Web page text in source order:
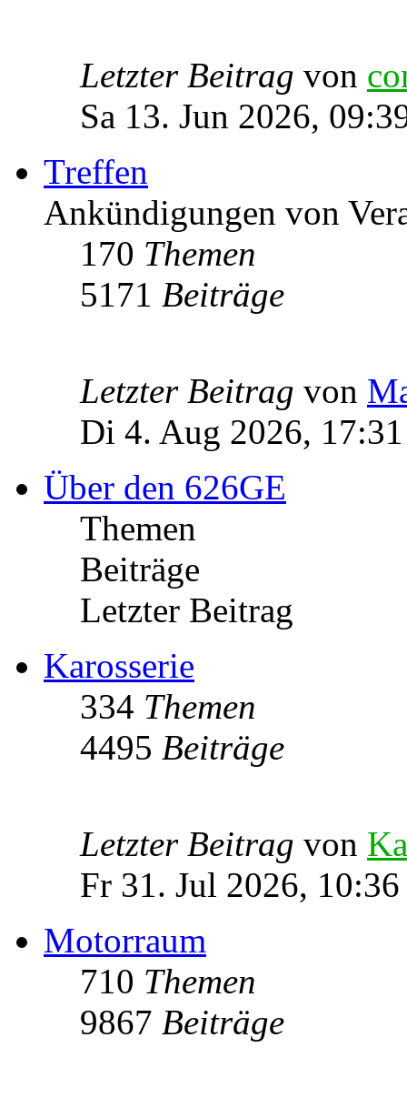
Letzter Beitrag von
Sa 13. Jun 2026,
Treffen
Ankündigungen von
170 Themen
5171 Beiträge
Letzter Beitrag von
Di 4. Aug 2026, 17:31
Über den 626GE
Themen
Beiträge
Letzter Beitrag
Karosserie
334 Themen
4495 Beiträge
Letzter Beitrag von
Fr 31. Jul 2026, 10:36
Motorraum
710 Themen
9867 Beiträge